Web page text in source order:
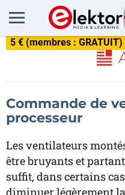
5 € (membres : GRATUIT)
Commande de
processeur
Les ventilateurs
être bruyants et
suffit, dans certains
diminuer légèrement